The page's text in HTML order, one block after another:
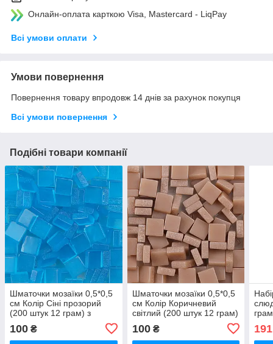
Онлайн-оплата карткою Visa, Mastercard - LiqPay
Всі умови оплати
Умови повернення
Повернення товару впродовж 14 днів за рахунок покупця
Всі умови повернення
Подібні товари компанії
Шматочки мозаїки 0,5*0,5
см Колір Сіні прозорий
(200 штук 12 грам) з
акрилової смоли. Форма
квадрат.
100 ₴
Шматочки мозаїки 0,5*0,5
см Колір Коричневий
світлий (200 штук 12 грам)
з акрилової смоли. Форма
квадрат.
100₴